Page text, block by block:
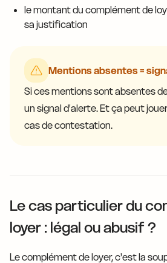
le montant du complément de
sa justification
Mentions absentes =
Si ces mentions sont absentes
un signal d'alerte. Et ça peut
cas de contestation.
Le cas particulier du
loyer : légal ou abusif ?
Le complément de loyer, c'est la